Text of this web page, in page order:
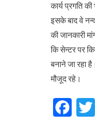
कार्य प्रगति की
इसके बाद वे
की जानकारी
कि सेन्टर पर
बनाने जा रहा
मौजूद रहे।